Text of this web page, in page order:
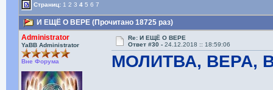
Страниц: 1 2 3 4 5 6 7
И ЕЩЁ О ВЕРЕ (Прочитано 18725 раз)
Administrator
YaBB Administrator
Вне Форума
Re: И ЕЩЁ О ВЕРЕ
Ответ #30 -24.12.2018 :: 18:59:06
МОЛИТВА, ВЕРА,